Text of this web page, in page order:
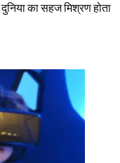
का सहज मिश्रण होता